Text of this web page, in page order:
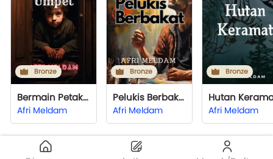
Bronze
Bermain Petak Umpet
Afri Meldam
Bronze
Pelukis Berbakat
Afri Meldam
Bronze
Hutan
Afri Meldam